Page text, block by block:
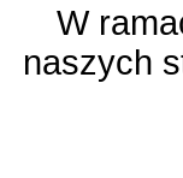
W
naszych